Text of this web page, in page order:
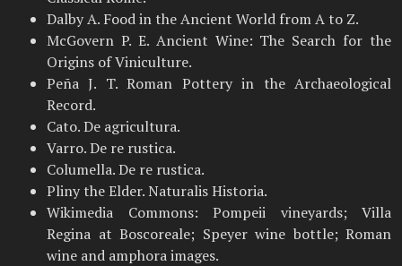
Dalby A. Food in the Ancient World from A to Z.
McGovern P. E. Ancient Wine: The Search for the
Origins of Viniculture.
Peña J. T. Roman Pottery in the Archaeological
Record.
Cato. De agricultura.
Varro. De re rustica.
Columella. De re rustica.
Pliny the Elder. Naturalis Historia.
Wikimedia Commons: Pompeii vineyards; Villa
Regina at Boscoreale; Speyer wine bottle; Roman
wine and amphora images.